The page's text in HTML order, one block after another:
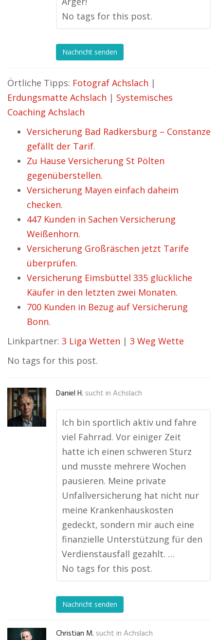
No tags for this post.
Nachricht senden
Örtliche Tipps: Fotograf Achslach |
Erdungsmatte Achslach | Systemisches
Coaching Achslach
Versicherung Bad Radkersburg – Constanze
gefällt der Tarif.
Zu Hause Versicherung St Pölten
gegenüberstellen.
Versicherung Mayen einfach daheim
checken.
447 Kunden in Sachen Versicherung
Weißenhorn.
Versicherung Großräschen jetzt Tarife
überprüfen.
Versicherung Eimsbüttel 335 glückliche
Käufer in den letzten zwei Monaten.
700 Kunden in Bezug auf Versicherung
Bonn.
Linkpartner: 3 Liga Wetten | 3 Weg Wette
No tags for this post.
Daniel H. sucht in Achslach
Ich bin sportlich aktiv und fahre
viel Fahrrad. Vor einiger Zeit
hatte ich einen schweren Sturz
und musste mehrere Wochen
pausieren. Meine private
Unfallversicherung hat nicht nur
meine Krankenhauskosten
gedeckt, sondern mir auch eine
finanzielle Unterstützung für den
Verdienstausfall gezahlt. …
No tags for this post.
Nachricht senden
Christian M. sucht in Achslach